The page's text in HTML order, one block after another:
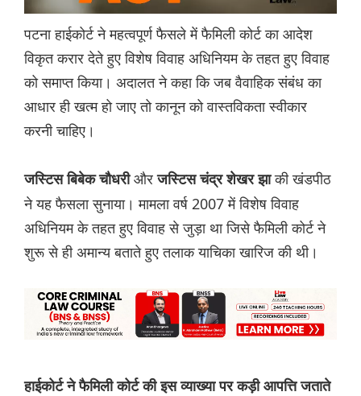
पटना हाईकोर्ट ने महत्वपूर्ण फैसले में फैमिली कोर्ट का आदेश
विकृत करार देते हुए विशेष विवाह अधिनियम के तहत हुए विवाह
को समाप्त किया। अदालत ने कहा कि जब वैवाहिक संबंध का
आधार ही खत्म हो जाए तो कानून को वास्तविकता स्वीकार
करनी चाहिए।
जस्टिस बिबेक चौधरी औरजस्टिस चंद्र शेखर झाकी खंडपीठ
ने यह फैसला सुनाया। मामला वर्ष 2007 में विशेष विवाह
अधिनियम के तहत हुए विवाह से जुड़ा था जिसे फैमिली कोर्ट ने
शुरू से ही अमान्य बताते हुए तलाक याचिका खारिज की थी।
हाईकोर्ट ने फैमिली कोर्ट की इस व्याख्या पर कड़ी आपत्ति जताते